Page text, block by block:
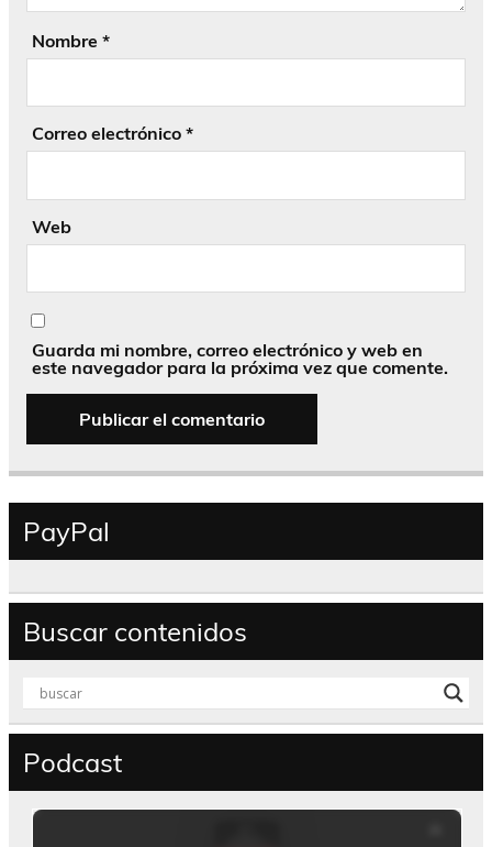
Nombre *
Correo electrónico *
Web
Guarda mi nombre, correo electrónico y web en
este navegador para la próxima vez que comente.
PayPal
Buscar contenidos
Podcast